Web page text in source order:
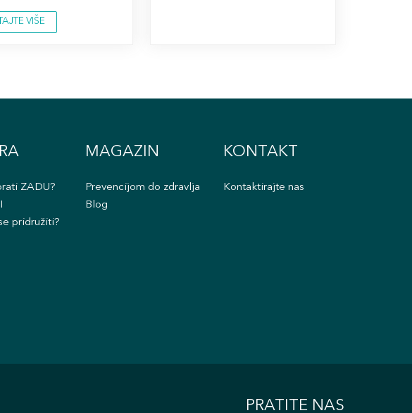
VIŠE
ZADU?
pridružiti?
MAGAZIN
Prevencijom do zdravlja
Blog
KONTAKT
Kontaktirajte nas
PRATITE NAS